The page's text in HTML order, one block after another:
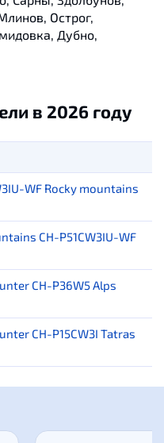
Острог,
Дубно,
в 2026 году
WF Rocky mountains
CH-P51CW3IU-WF
CH-P36W5 Alps
CH-P15CW3I Tatras